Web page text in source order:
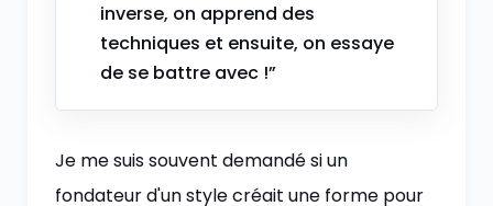
inverse, on apprend des
techniques et ensuite, on essaye
de se battre avec !”
Je me suis souvent demandé si un
fondateur d'un style créait une forme pour